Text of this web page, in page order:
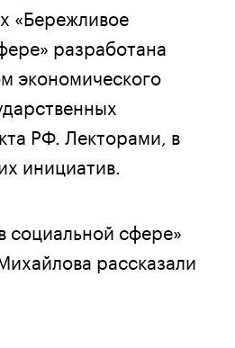
«Бережливое
разработана
экономического
РФ. Лекторами, в
инициатив.
социальной сфере»
рассказали